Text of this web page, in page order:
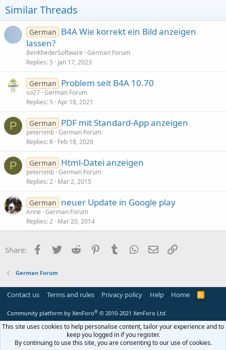
Similar Threads
German B4A Wie korrekt ein Bild anzeigen
lassen?
BenKhederSoftware German Forum
Replies 5 Jan 17, 2023
German Problem seit B4A 10.70
so27 German Forum
Replies 5 Apr 18, 2021
P German PDF mit Standard-App anzeigen
peternmb German Forum
Replies 8 Feb 18, 2020
P German Html-Datei anzeigen
peternmb German Forum
Replies 2 Mar 2, 2015
German neuer Update in Google play
Anne German Forum
Replies 2 Mar 20, 2014
Share: Facebook
Twitter Reddit PinterestTumblr WhatsApp
Email
German Forum
Contact us Terms and rules Privacy policy Help Home
R
Community platform by XenForo® © 2010-2021 XenForo Ltd.
This site uses cookies to help personalise content, tailor your experience and to
keep you logged in if you register.
By continuing to use this site, you are consenting to our use of cookies.